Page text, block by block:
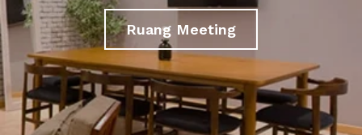
Ruang Meeting